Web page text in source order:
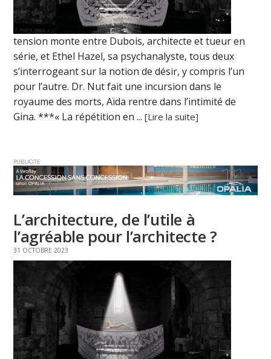
tension monte entre Dubois, architecte et tueur en
série, et Ethel Hazel, sa psychanalyste, tous deux
s’interrogeant sur la notion de désir, y compris l’un
pour l’autre. Dr. Nut fait une incursion dans le
royaume des morts, Aïda rentre dans l’intimité de
Gina. ***« La répétition en ...[Lire la suite]
PUBLICITE
L’architecture, de l’utile à
l’agréable pour l’architecte ?
31 OCTOBRE 2023